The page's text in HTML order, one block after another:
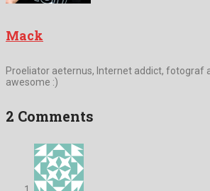
Mack
Proeliator aeternus, Internet addict, fotograf
awesome :)
2 Comments